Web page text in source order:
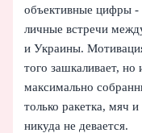
объективные цифры -
личные встречи
и Украины.
того зашкаливает,
максимально
только ракетка, мяч
никуда не девается.